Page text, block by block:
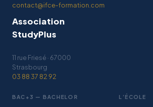
contact@ifce-formation.com
Association
StudyPlus
11 rue Friesé · 67000
Strasbourg
03 88 37 82 92
BAC+3 — BACHELOR L’ÉCOLE